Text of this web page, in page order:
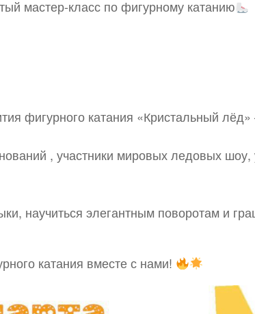
мастер-класс по фигурному катанию
фигурного катания «Кристальный
, участники мировых ледовых шоу,
научиться элегантным поворотам и
катания вместе с нами!